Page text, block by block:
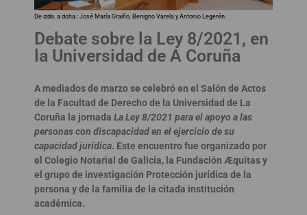
De izda. a dcha.: José María Graiño, Benigno Varela y Antonio Legerén.
Debate sobre la Ley 8/2021, en
la Universidad de A Coruña
A mediados de marzo se celebró en el Salón de Actos
de la Facultad de Derecho de la Universidad de La
Coruña la jornada La Ley 8/2021 para el apoyo a las
personas con discapacidad en el ejercicio de su
capacidad jurídica. Este encuentro fue organizado por
el Colegio Notarial de Galicia, la Fundación Æquitas y
el grupo de investigación Protección jurídica de la
persona y de la familia de la citada institución
académica.